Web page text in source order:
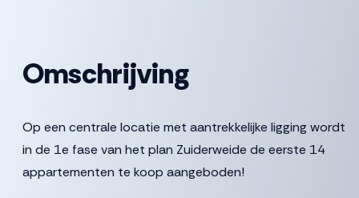
Omschrijving
Op een centrale locatie met aantrekkelijke ligging wordt
in de 1e fase van het plan Zuiderweide de eerste 14
appartementen te koop aangeboden!